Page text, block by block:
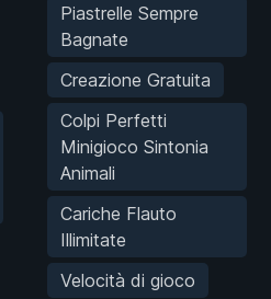
Piastrelle Sempre
Bagnate
Creazione Gratuita
Colpi Perfetti
Minigioco Sintonia
Animali
Cariche Flauto
Illimitate
Velocità di gioco